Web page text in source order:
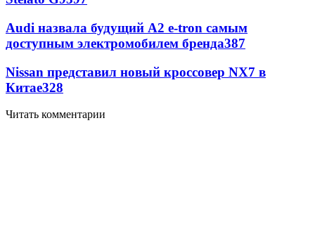
Audi назвала будущий A2 e-tron самым
доступным электромобилем бренда387
Nissan представил новый кроссовер NX7 в
Китае328
Читать комментарии